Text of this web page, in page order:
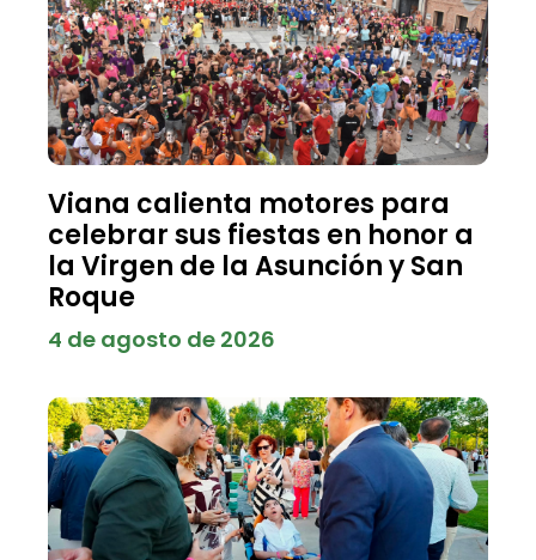
Viana calienta motores para
celebrar sus fiestas en honor a
la Virgen de la Asunción y San
Roque
4 de agosto de 2026